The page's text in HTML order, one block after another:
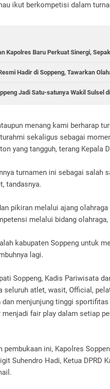
ikut berkompetisi dalam
Kapolres Baru Perkuat Sinergi,
Hadir di Soppeng, Tawarkan
Jadi Satu-satunya Wakil Sulsel
menang kami berharap
sekaligus sebagai
yang tangguh, terang Kepala
turnamen ini sebagai salah
tandasnya.
pikiran melalui ajang
melalui bidang olahraga,
kabupaten Soppeng untuk
lagi.
Soppeng, Kadis Pariwisata
seluruh atlet, wasit, Official,
dan menjunjung tinggi
menjadi fair play dalam setiap
pembukaan ini, Kapolres
Suhendro Hadi, Ketua DPRD